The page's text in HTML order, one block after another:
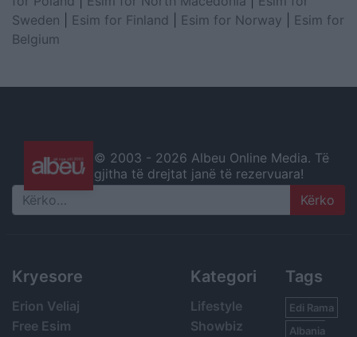
Sweden
Esim for Finland Esim for Norway
Esim for
Belgium
© 2003 - 2026 Albeu Online Media. Të
gjitha të drejtat janë të rezervuara!
Search
Kryesore
Erion Veliaj
Free Esim
Kategori
Lifestyle
Showbiz
Tags
Edi Rama
Albania